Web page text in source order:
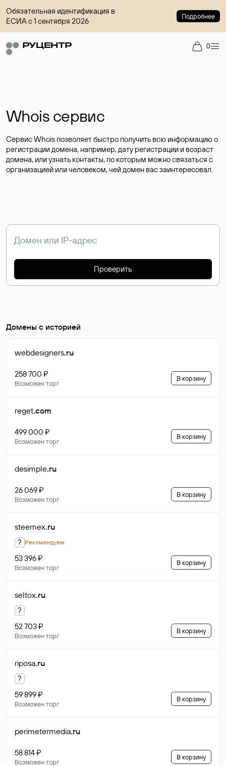
Обязательная идентификация в
ЕСИА с 1 сентября 2026
Подробнее
0
Whois сервис
Сервис Whois позволяет быстро получить всю информацию о
регистрации домена, например, дату регистрации и возраст
домена, или узнать контакты, по которым можно связаться с
организацией или человеком, чей домен вас заинтересовал.
Проверить
Домены с историей
webdesigners.ru
258 700 ₽
Возможен торг
В корзину
reget.com
499 000 ₽
Возможен торг
В корзину
desimple.ru
26 069 ₽
Возможен торг
В корзину
steemex.ru
? Рекомендуем
53 396 ₽
Возможен торг
В корзину
seltox.ru
?
52 703 ₽
Возможен торг
В корзину
riposa.ru
?
59 899 ₽
Возможен торг
В корзину
perimetermedia.ru
58 814 ₽
Возможен торг
В корзину